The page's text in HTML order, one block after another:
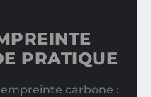
PRATIQUE
carbone :